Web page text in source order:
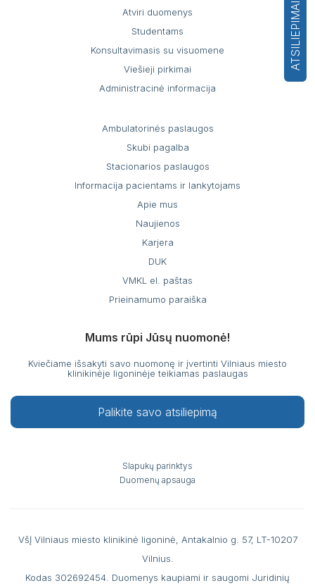
Atviri duomenys
Studentams
Konsultavimasis su visuomene
Viešieji pirkimai
Administracinė informacija
Ambulatorinės paslaugos
Skubi pagalba
Stacionarios paslaugos
Informacija pacientams ir lankytojams
Apie mus
Naujienos
Karjera
DUK
VMKL el. paštas
Prieinamumo paraiška
Mums rūpi Jūsų nuomonė!
Kviečiame išsakyti savo nuomonę ir įvertinti Vilniaus miesto
klinikinėje ligoninėje teikiamas paslaugas
Palikite savo atsiliepimą
Slapukų parinktys
Duomenų apsauga
VšĮ Vilniaus miesto klinikinė ligoninė, Antakalnio g. 57, LT-10207
Vilnius.
Kodas 302692454. Duomenys kaupiami ir saugomi Juridinių
ATSILIEPIMAI